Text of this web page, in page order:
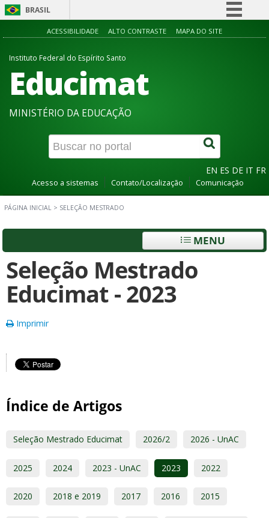
BRASIL
Simplifique!
ACESSIBILIDADE ALTO CONTRASTE MAPA DO SITE
Instituto Federal do Espírito Santo
Educimat
MINISTÉRIO DA EDUCAÇÃO
EN ES DE IT FR
Acesso a sistemas Contato/Localização Comunicação
PÁGINA INICIAL > SELEÇÃO MESTRADO
MENU
Seleção Mestrado
Educimat - 2023
Imprimir
Índice de Artigos
Seleção Mestrado Educimat 2026/2 2026 - UnAC
2025 2024 2023 - UnAC 2023 2022
2020 2018 e 2019 2017 2016 2015